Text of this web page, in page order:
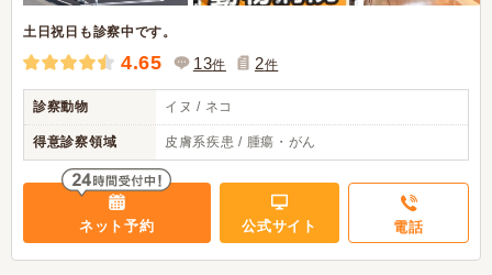
土日祝日も診察中です。
4.65 13件 2件
診察動物 イヌ / ネコ
得意診察領域 皮膚系疾患 / 腫瘍・がん
ネット予約 公式サイト 電話